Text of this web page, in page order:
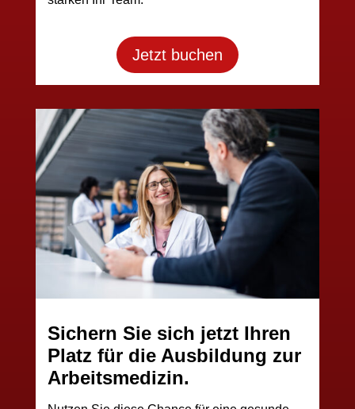
Jetzt buchen
Sichern Sie sich jetzt Ihren
Platz für die Ausbildung zur
Arbeitsmedizin.